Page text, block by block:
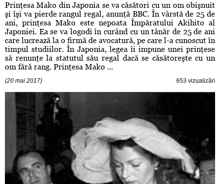
Prinţesa Mako din Japonia se va căsători cu un om obişnuit
şi îşi va pierde rangul regal, anunţă BBC. În vârstă de 25 de
ani, prinţesa Mako este nepoata Împăratului Akihito al
Japoniei. Ea se va logodi în curând cu un tânăr de 25 de ani
care lucrează la o firmă de avocatură, pe care l-a cunoscut în
timpul studiilor. În Japonia, legea îi impune unei prinţese
să renunţe la statutul său regal dacă se căsătoreşte cu un
om fără rang. Prinţesa Mako ...
(20 mai 2017) 653 vizualizări